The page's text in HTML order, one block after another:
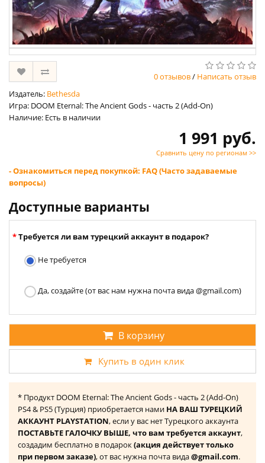
0 отзывов/ Написать отзыв
Издатель: Bethesda
Игра: DOOM Eternal: The Ancient Gods - часть 2 (Add-On)
Наличие: Есть в наличии
1 991 руб.
Сравнить цену по регионам >>
- Ознакомиться перед покупкой: FAQ (Часто задаваемые
вопросы)
Доступные варианты
Требуется ли вам турецкий аккаунт в подарок?
Не требуется
Да, создайте (от вас нам нужна почта вида @gmail.com)
В корзину
Купить в один клик
* Продукт DOOM Eternal: The Ancient Gods - часть 2 (Add-On)
PS4 & PS5 (Турция) приобретается нами НА ВАШ ТУРЕЦКИЙ
АККАУНТ PLAYSTATION, если у вас нет Турецкого аккаунта
ПОСТАВЬТЕ ГАЛОЧКУ ВЫШЕ, что вам требуется аккаунт,
создадим бесплатно в подарок(акция действует только
при первом заказе), от вас нужна почта вида@gmail.com.